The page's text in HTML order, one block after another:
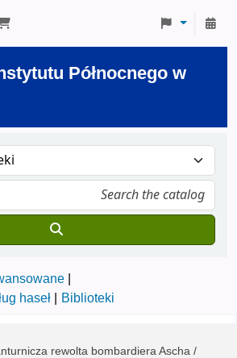
Północnego w
haseł
Biblioteki
rewolta bombardiera Ascha /